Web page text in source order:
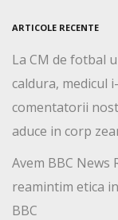
ARTICOLE RECENTE
La CM de fotbal
caldura, medicul
comentatorii
aduce in corp
Avem BBC News
reamintim etica
BBC